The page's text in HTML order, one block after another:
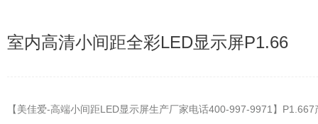
室内高清小间距全彩LED显示屏P1.66
【美佳爱-高端小间距LED显示屏生产厂家电话400-997-9971】